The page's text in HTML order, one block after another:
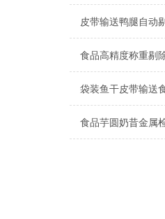
食品芋圆奶昔金属